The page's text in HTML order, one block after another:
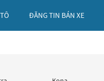
ĐĂNG TIN BÁN XE